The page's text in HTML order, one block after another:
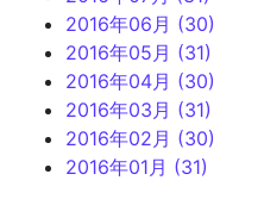
2016年06月 (30)
2016年05月 (31)
2016年04月 (30)
2016年03月 (31)
2016年02月 (30)
2016年01月 (31)